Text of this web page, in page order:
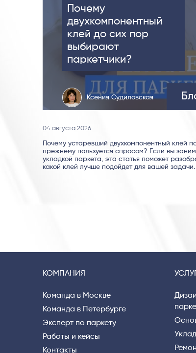
Почему
двухкомпонентный
клей до сих пор
выбирают
паркетчики?
Ксения Судиловская
04 августа 2026
Почему устаревший двухкомпонентный клей
прежнему пользуется спросом? Если вы
укладкой паркета, эта статья поможет
какой клей лучше подойдет для вашей задачи.
КОМПАНИЯ
Команда в Москве
Команда в Петербурге
Эксперт по паркету
Работы и кейсы
Контакты